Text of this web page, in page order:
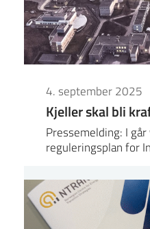
4. september 2025
Kjeller skal bli
Pressemelding: I
reguleringsplan for